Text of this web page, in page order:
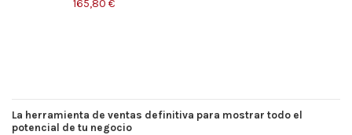
165,80 €
La herramienta de ventas definitiva para mostrar todo el
potencial de tu negocio